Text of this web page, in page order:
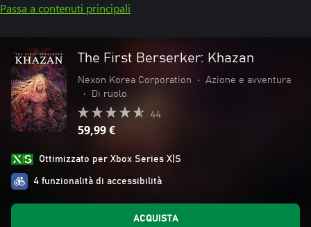
Passa a contenuti principali
The First Berserker: Khazan
Nexon Korea Corporation •
Azione e avventura
•
Di ruolo
44
59,99 €
Ottimizzato per Xbox Series X|S
4 funzionalità di accessibilità
ACQUISTA